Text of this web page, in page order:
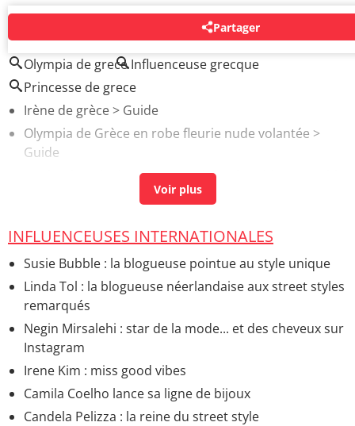
Partager
AUTOUR DU MÊME SUJET
Olympia de grece Influenceuse grecque
Princesse de grece
Irène de grèce> Guide
Olympia de Grèce en robe fleurie nude volantée >
Guide
Maria Olympia de Grèce en robe noir et blanc
INFLUENCEUSES INTERNATIONALES
Susie Bubble : la blogueuse pointue au style unique
Linda Tol : la blogueuse néerlandaise aux street styles
remarqués
Negin Mirsalehi : star de la mode... et des cheveux sur
Instagram
Irene Kim : miss good vibes
Camila Coelho lance sa ligne de bijoux
Candela Pelizza : la reine du street style